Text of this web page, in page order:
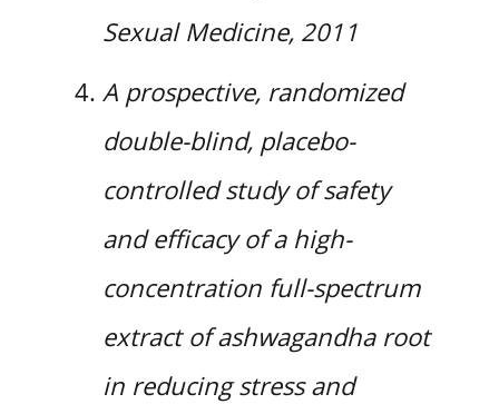
Sexual Medicine, 2011
A prospective, randomized
double-blind, placebo-
controlled study of safety
and efficacy of a high-
concentration full-spectrum
extract of ashwagandha root
in reducing stress and